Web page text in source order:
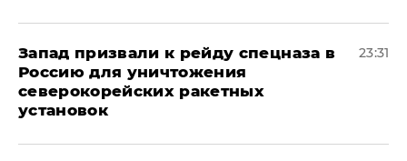
Запад призвали к рейду спецназа в
Россию для уничтожения
северокорейских ракетных
установок
23:31